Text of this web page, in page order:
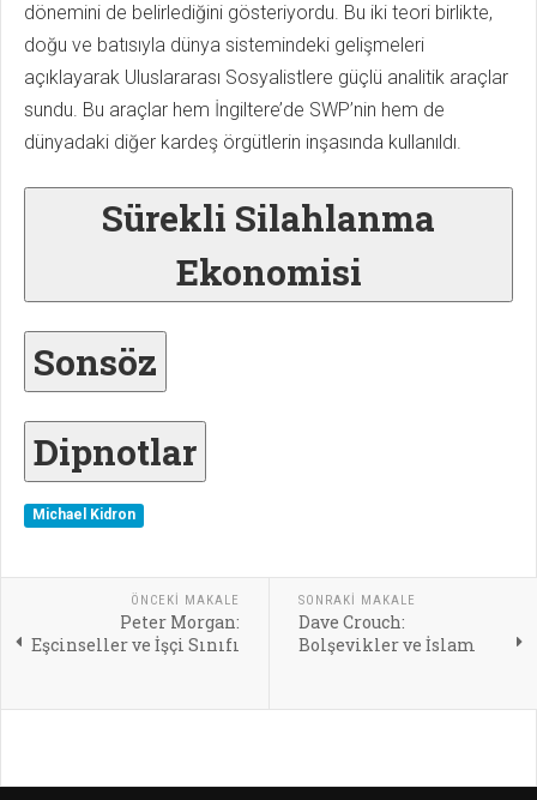
dönemini de belirlediğini gösteriyordu. Bu iki teori birlikte,
doğu ve batısıyla dünya sistemindeki gelişmeleri
açıklayarak Uluslararası Sosyalistlere güçlü analitik araçlar
sundu. Bu araçlar hem İngiltere’de SWP’nin hem de
dünyadaki diğer kardeş örgütlerin inşasında kullanıldı.
Sürekli Silahlanma
Ekonomisi
Sonsöz
Dipnotlar
Michael Kidron
ÖNCEKI MAKALE
Peter Morgan:
Eşcinseller ve İşçi Sınıfı
SONRAKI MAKALE
Dave Crouch:
Bolşevikler ve İslam